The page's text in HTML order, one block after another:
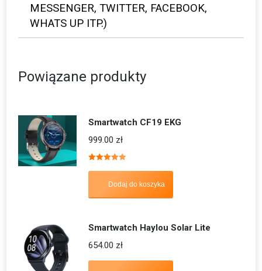
MESSENGER, TWITTER, FACEBOOK,
WHATS UP ITP.)
Powiązane produkty
Smartwatch CF19 EKG
999.00 zł
5.00
Dodaj do koszyka
Smartwatch Haylou Solar Lite
654.00 zł